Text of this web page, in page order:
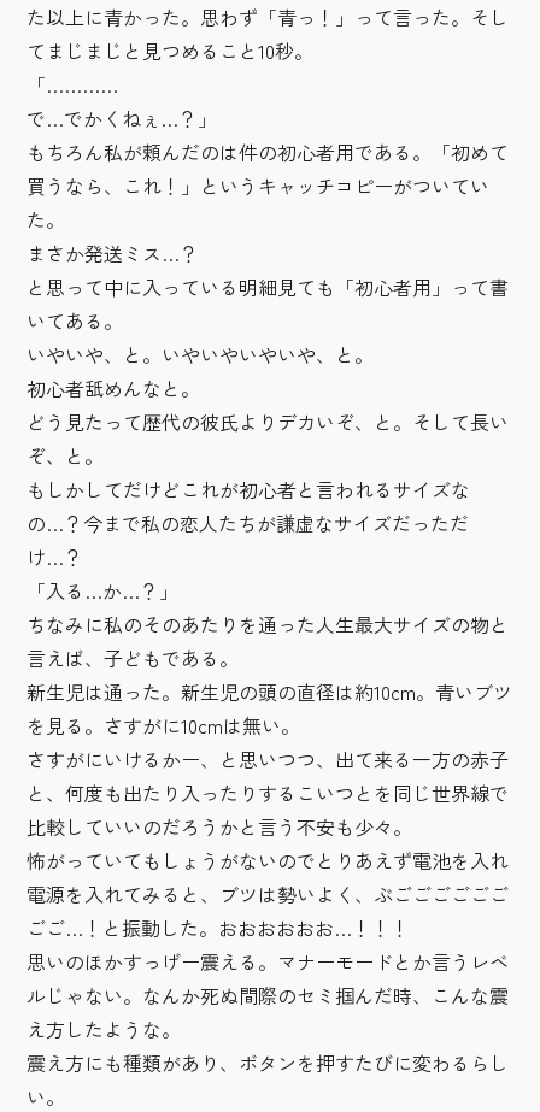
た以上に青かった。思わず「青っ！」って言った。そし
てまじまじと見つめること10秒。
「…………
で…でかくねぇ…？」
もちろん私が頼んだのは件の初心者用である。「初めて
買うなら、これ！」というキャッチコピーがついてい
た。
まさか発送ミス…？
と思って中に入っている明細見ても「初心者用」って書
いてある。
いやいや、と。いやいやいやいや、と。
初心者舐めんなと。
どう見たって歴代の彼氏よりデカいぞ、と。そして長い
ぞ、と。
もしかしてだけどこれが初心者と言われるサイズな
の…？今まで私の恋人たちが謙虚なサイズだっただ
け…？
「入る…か…？」
ちなみに私のそのあたりを通った人生最大サイズの物と
言えば、子どもである。
新生児は通った。新生児の頭の直径は約10cm。青いブツ
を見る。さすがに10cmは無い。
さすがにいけるかー、と思いつつ、出て来る一方の赤子
と、何度も出たり入ったりするこいつとを同じ世界線で
比較していいのだろうかと言う不安も少々。
怖がっていてもしょうがないのでとりあえず電池を入れ
電源を入れてみると、ブツは勢いよく、ぶごごごごごご
ごご…！と振動した。おおおおおお…！！！
思いのほかすっげー震える。マナーモードとか言うレベ
ルじゃない。なんか死ぬ間際のセミ掴んだ時、こんな震
え方したような。
震え方にも種類があり、ボタンを押すたびに変わるらし
い。